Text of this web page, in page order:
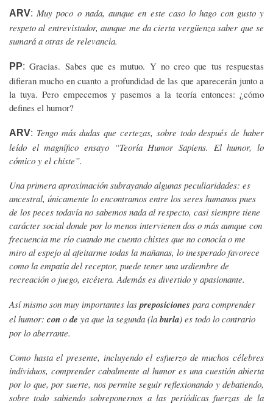
ARV: Muy poco o nada, aunque en este caso lo hago con gusto y
respeto al entrevistador, aunque me da cierta vergüenza saber que se
sumará a otras de relevancia.
PP:Gracias. Sabes que es mutuo. Y no creo que tus respuestas
difieran mucho en cuanto a profundidad de las que aparecerán junto a
la tuya. Pero empecemos y pasemos a la teoría entonces: ¿cómo
defines el humor?
ARV: Tengo más dudas que certezas, sobre todo después de haber
leído el magnífico ensayo “Teoría Humor Sapiens. El humor, lo
cómico y el chiste”.
Una primera aproximación subrayando algunas peculiaridades: es
ancestral, únicamente lo encontramos entre los seres humanos pues
de los peces todavía no sabemos nada al respecto, casi siempre tiene
carácter social donde por lo menos intervienen dos o más aunque con
frecuencia me río cuando me cuento chistes que no conocía o me
miro al espejo al afeitarme todas la mañanas, lo inesperado favorece
como la empatía del receptor, puede tener una urdiembre de
recreación o juego, etcétera. Además es divertido y apasionante.
Así mismo son muy importantes las preposiciones para comprender
el humor: con ode ya que la segunda (la burla) es todo lo contrario
por lo aberrante.
Como hasta el presente, incluyendo el esfuerzo de muchos célebres
individuos, comprender cabalmente al humor es una cuestión abierta
por lo que, por suerte, nos permite seguir reflexionando y debatiendo,
sobre todo sabiendo sobreponernos a las periódicas fuerzas de la